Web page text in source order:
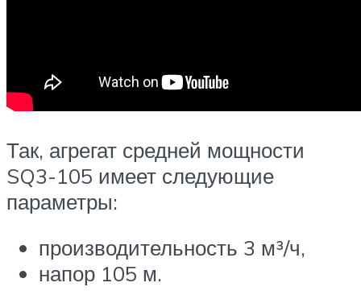
Так, агрегат средней мощности
SQ3-105 имеет следующие
параметры:
производительность 3 м³/ч,
напор 105 м.